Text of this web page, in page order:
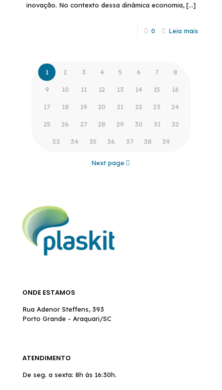
inovação. No contexto dessa dinâmica economia, […]
0 Leia mais
1 2 3 4 5 6 7 8
9 10 11 12 13 14 15 16
17 18 19 20 21 22 23 24
25 26 27 28 29 30 31 32
33 34 35 36 37 38 39
Next page
ONDE ESTAMOS
Rua Adenor Steffens, 393
Porto Grande - Araquari/SC
ATENDIMENTO
De seg. a sexta: 8h às 16:30h.